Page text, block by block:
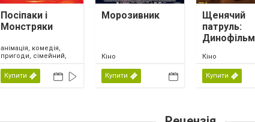
Посіпаки і
Монстряки
анімація, комедія,
пригоди, сімейний,
США, 2026
Купити
Морозивник
Кіно
Купити
Щенячий
патруль:
Динофільм
Кіно
Купити